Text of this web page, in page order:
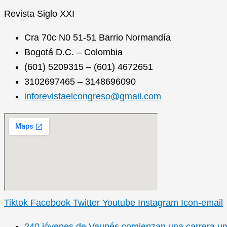
Revista Siglo XXI
Cra 70c N0 51-51 Barrio Normandía
Bogotá D.C. – Colombia
(601) 5209315 – (601) 4672651
3102697465 – 3148696090
inforevistaelcongreso@gmail.com
Tiktok Facebook Twitter Youtube Instagram Icon-email